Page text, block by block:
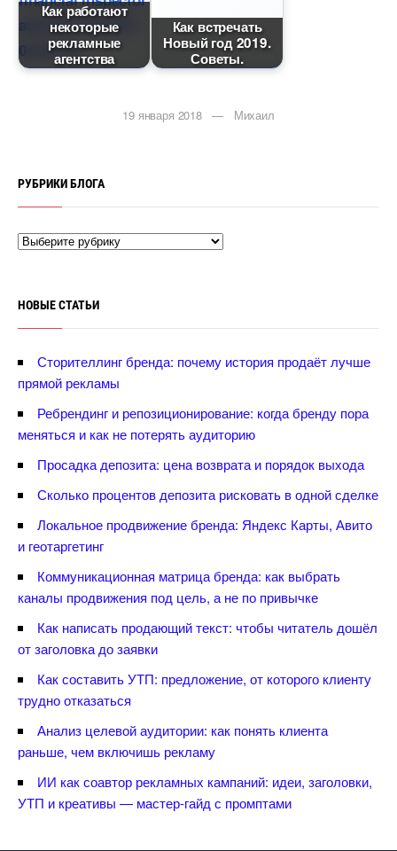
Как работают
некоторые
рекламные
агентства
Как встречать
Новый год 2019.
Советы.
19 января 2018 — Михаил
РУБРИКИ БЛОГА
НОВЫЕ СТАТЬИ
Сторителлинг бренда: почему история продаёт лучше
прямой рекламы
Ребрендинг и репозиционирование: когда бренду пора
меняться и как не потерять аудиторию
Просадка депозита: цена возврата и порядок выхода
Сколько процентов депозита рисковать в одной сделке
Локальное продвижение бренда: Яндекс Карты, Авито
и геотаргетин
Коммуникационная матрица бренда: как выбрать
каналы продвижения под цель, а не по привычке
Как написать продающий текст: чтобы читатель дошёл
от заголовка до заявки
Как составить УТП: предложение, от которого клиенту
трудно отказаться
Анализ целевой аудитории: как понять клиента
раньше, чем включишь рекламу
ИИ как соавтор рекламных кампаний: идеи, заголовки,
УТП и креативы — мастер-гайд с промптами